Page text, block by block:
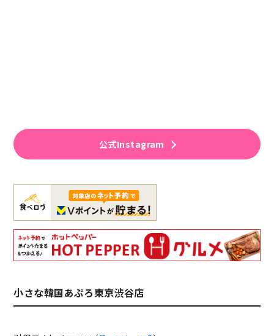
公式Instagram
小さな韓国あぷろ東京渋谷店